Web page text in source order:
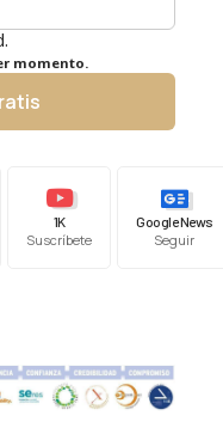
momento.
1K
Suscríbete
Google News
Seguir